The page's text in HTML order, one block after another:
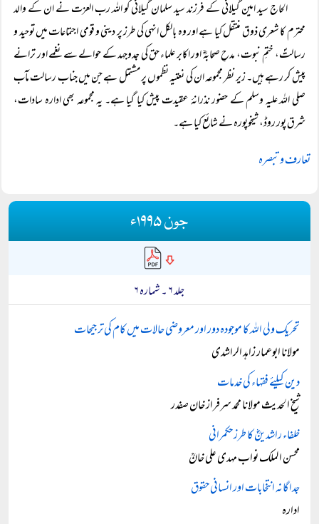
الحاج سید امین گیلانی کے فرزند سید سلمان گیلانی کو اللہ رب العزت نے ان کے والد
محترم کا شعری ذوق منتقل کیا ہے اور وہ بالکل انہی کی طرز پر دینی و قومی اجتماعات میں توحید و
رسالتؐ، ختمِ نبوت، مدحِ صحابہؓ اور اکابر علماء حق کی جدوجہد کے حوالے سے نغمے اور ترانے
پیش کر رہے ہیں۔ زیر نظر مجموعہ ان کی نعتیہ نظموں پر مشتمل ہے جن میں جناب رسالت مآب
صلی اللہ علیہ وسلم کے حضور نذرانۂ عقیدت پیش کیا گیا ہے۔ یہ مجموعہ بھی ادارہ سادات،
شرق پور روڈ، شیخوپورہ نے شائع کیا ہے۔
تعارف و تبصرہ
جون ۱۹۹۵ء
جلد ۶ ۔ شمارہ ۶
تحریک ولی اللہ کا موجودہ دور اور معروضی حالات میں کام کی ترجیحات
مولانا ابوعمار زاہد الراشدی
دین کیلئے فقہاء کی خدمات
شیخ الحدیث مولانا محمد سرفراز خان صفدر
خلفاء راشدینؓ کا طرز حکمرانی
محسن الملک نواب مہدی علی خانؒ
جداگانہ انتخابات اور انسانی حقوق
ادارہ